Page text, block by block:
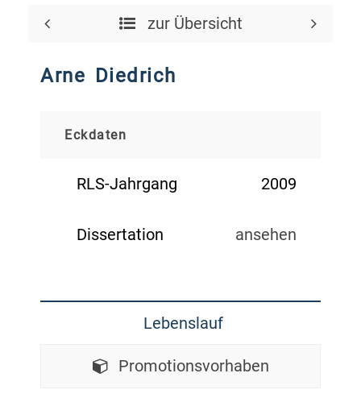
zur Übersicht
Arne Diedrich
Eckdaten
RLS-Jahrgang 2009
Dissertation ansehen
Lebenslauf
Promotionsvorhaben